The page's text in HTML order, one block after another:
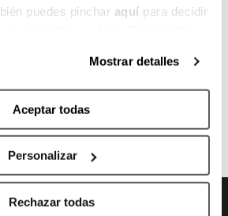
puedes pinchar aquí para decidir
Mostrar detalles
Aceptar todas
Personalizar
Rechazar todas
HURRENGOA